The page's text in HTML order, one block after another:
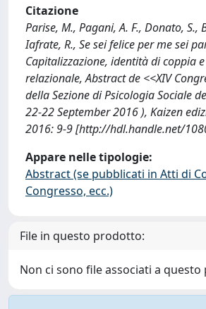
Citazione
Parise, M., Pagani, A. F., Donato, S.,
Iafrate, R., Se sei felice per me sei
Capitalizzazione, identità di coppia
relazionale, Abstract de <<XIV
della Sezione di Psicologia Sociale
22-22 September 2016 ), Kaizen
2016: 9-9 [http://hdl.handle.net/
Appare nelle tipologie:
Abstract (se pubblicati in Atti di
Congresso, ecc.)
File in questo prodotto:
Non ci sono file associati a